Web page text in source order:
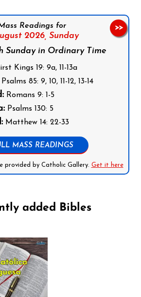
Readings for
2026, Sunday
Sunday in Ordinary Time
Kings 19: 9a, 11-13a
Psalms 85: 9, 10, 11-12, 13-14
Romans 9: 1-5
Psalms 130: 5
Matthew 14: 22-33
MASS READINGS
provided by Catholic Gallery. Get it here
>>
added Bibles